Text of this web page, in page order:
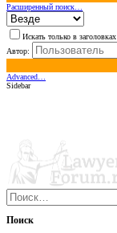
Расширенный поиск…
Искать только в заголовках
Автор:
Advanced…
Sidebar
Поиск